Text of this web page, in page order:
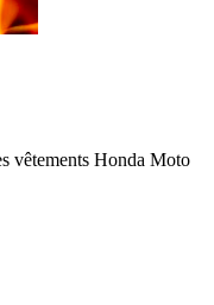
vêtements Honda Moto